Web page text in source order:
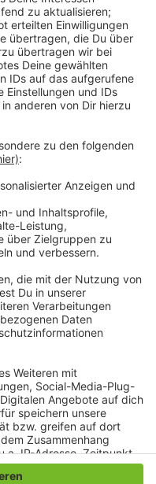
im Rahmen der
Agentur auch
Kurzarbeit sind
kurzarbeit.
für Arbeit
von 8 Uhr bis
0800 45555 20.